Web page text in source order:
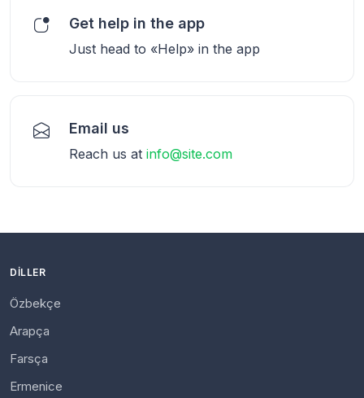
Get help in the app
Just head to «Help» in the app
Email us
Reach us at info@site.com
DILLER
Özbekçe
Arapça
Farsça
Ermenice